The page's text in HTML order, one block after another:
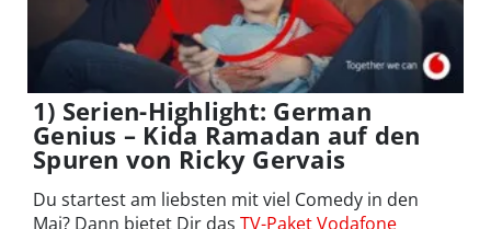
1) Serien-Highlight: German
Genius – Kida Ramadan auf den
Spuren von Ricky Gervais
Du startest am liebsten mit viel Comedy in den
Mai? Dann bietet Dir das TV-Paket Vodafone